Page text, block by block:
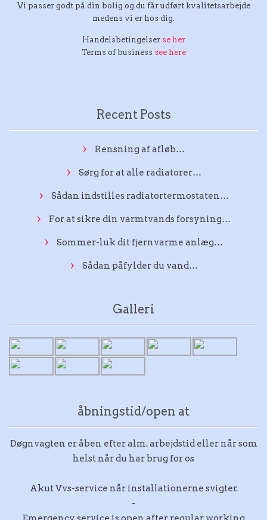
Vi passer godt på din bolig og du får udført kvalitetsarbejde
medens vi er hos dig.
Handelsbetingelser se her
Terms of business see here
Recent Posts
Rensning af afløb…
Sørg for at alle radiatorer…
Sådan indstilles radiatortermostaten…
For at sikre din varmtvands forsyning…
Sommer-luk dit fjernvarme anlæg…
Sådan påfylder du vand…
Galleri
åbningstid/open at
Døgnvagten er åben efter alm. arbejdstid eller når som
helst når du har brug for os
Akut Vvs-service når installationerne svigter.
-